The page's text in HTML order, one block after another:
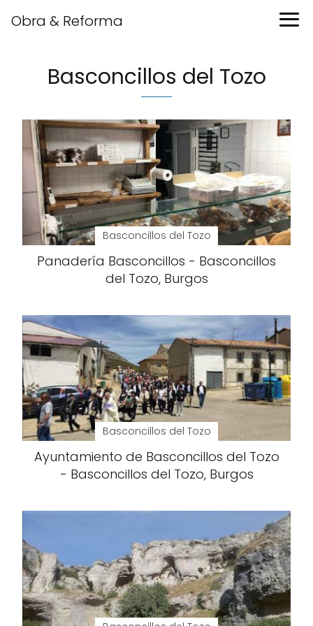
Obra & Reforma
Basconcillos del Tozo
Basconcillos del Tozo
Panadería Basconcillos - Basconcillos
del Tozo, Burgos
Basconcillos del Tozo
Ayuntamiento de Basconcillos del Tozo
- Basconcillos del Tozo, Burgos